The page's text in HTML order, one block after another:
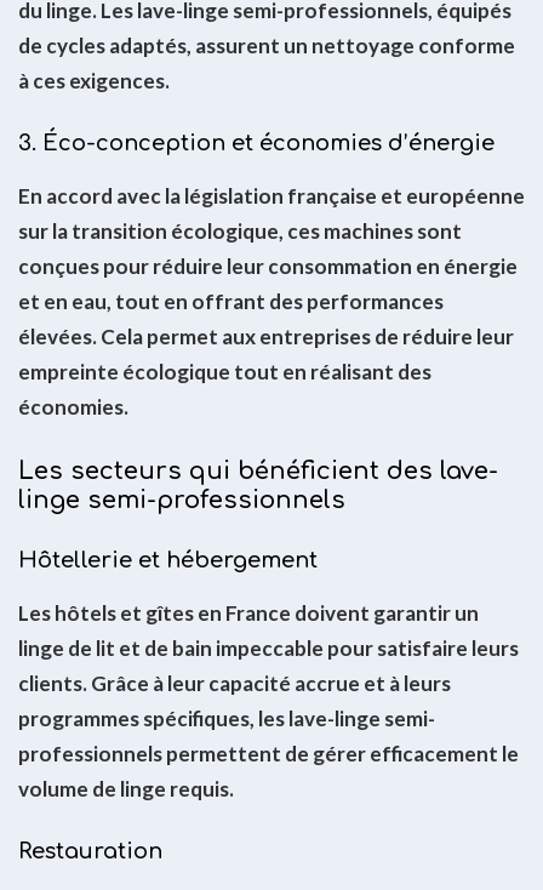
du linge. Les lave-linge semi-professionnels, équipés
de cycles adaptés, assurent un nettoyage conforme
à ces exigences.
3. Éco-conception et économies d’énergie
En accord avec la législation française et européenne
sur la transition écologique, ces machines sont
conçues pour réduire leur consommation en énergie
et en eau, tout en offrant des performances
élevées. Cela permet aux entreprises de réduire leur
empreinte écologique tout en réalisant des
économies.
Les secteurs qui bénéficient des lave-
linge semi-professionnels
Hôtellerie et hébergement
Les hôtels et gîtes en France doivent garantir un
linge de lit et de bain impeccable pour satisfaire leurs
clients. Grâce à leur capacité accrue et à leurs
programmes spécifiques, les lave-linge semi-
professionnels permettent de gérer efficacement le
volume de linge requis.
Restauration